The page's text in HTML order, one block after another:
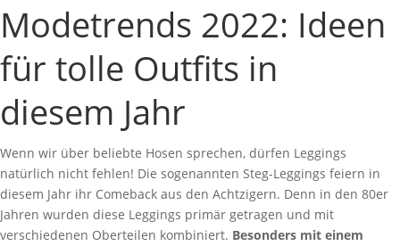
Modetrends 2022: Ideen
für tolle Outfits in
diesem Jahr
Wenn wir über beliebte Hosen sprechen, dürfen Leggings
natürlich nicht fehlen! Die sogenannten Steg-Leggings feiern in
diesem Jahr ihr Comeback aus den Achtzigern. Denn in den 80er
Jahren wurden diese Leggings primär getragen und mit
verschiedenen Oberteilen kombiniert. Besonders mit einem